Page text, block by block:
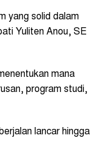
yang solid dalam
Yuliten Anou, SE
mana
program studi,
lancar hingga